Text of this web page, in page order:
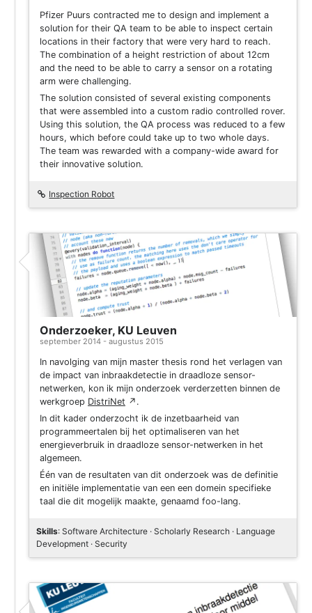
Pfizer Puurs contracted me to design and implement a
solution for their QA team to be able to inspect certain
locations in their factory that were very hard to reach.
The combination of a height restriction of about 12cm
and the need to be able to carry a sensor on a rotating
arm were challenging.
The solution consisted of several existing components
that were assembled into a custom radio controlled rover.
Using this solution, the QA process was reduced to a few
hours, which before could take up to two whole days.
The team was rewarded with a company-wide award for
their innovative solution.
Inspection Robot
Onderzoeker, KU Leuven
september 2014 - augustus 2015
In navolging van mijn master thesis rond het verlagen van
de impact van inbraakdetectie in draadloze sensor-
netwerken, kon ik mijn onderzoek verderzetten binnen de
werkgroep DistriNet ↗ .
In dit kader onderzocht ik de inzetbaarheid van
programmeertalen bij het optimaliseren van het
energieverbruik in draadloze sensor-netwerken in het
algemeen.
Één van de resultaten van dit onderzoek was de definitie
en initiële implementatie van een een domein specifieke
taal die dit mogelijk maakte, genaamd foo-lang.
Skills: Software Architecture · Scholarly Research · Language
Development · Security